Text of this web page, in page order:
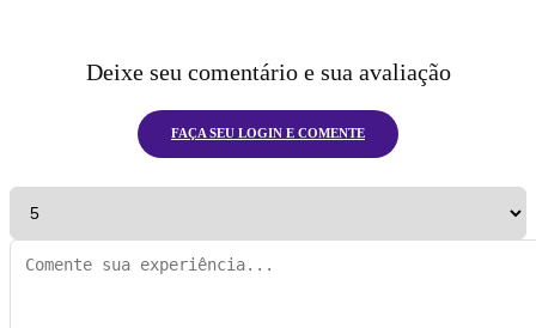
Deixe seu comentário e sua avaliação
FAÇA SEU LOGIN E COMENTE